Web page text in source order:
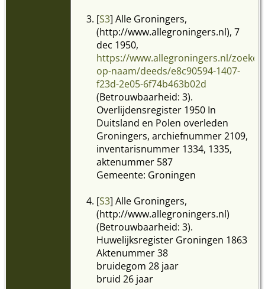
[S3] Alle Groningers,
(http://www.allegroningers.nl), 7
dec 1950,
https://www.allegroningers.nl/
op-naam/deeds/e8c90594-1407-
f23d-2e05-6f74b463b02d
(Betrouwbaarheid: 3).
Overlijdensregister 1950 In
Duitsland en Polen overleden
Groningers, archiefnummer 2109,
inventarisnummer 1334, 1335,
aktenummer 587
Gemeente: Groningen
[S3] Alle Groningers,
(http://www.allegroningers.nl)
(Betrouwbaarheid: 3).
Huwelijksregister Groningen 1863
Aktenummer 38
bruidegom 28 jaar
bruid 26 jaar